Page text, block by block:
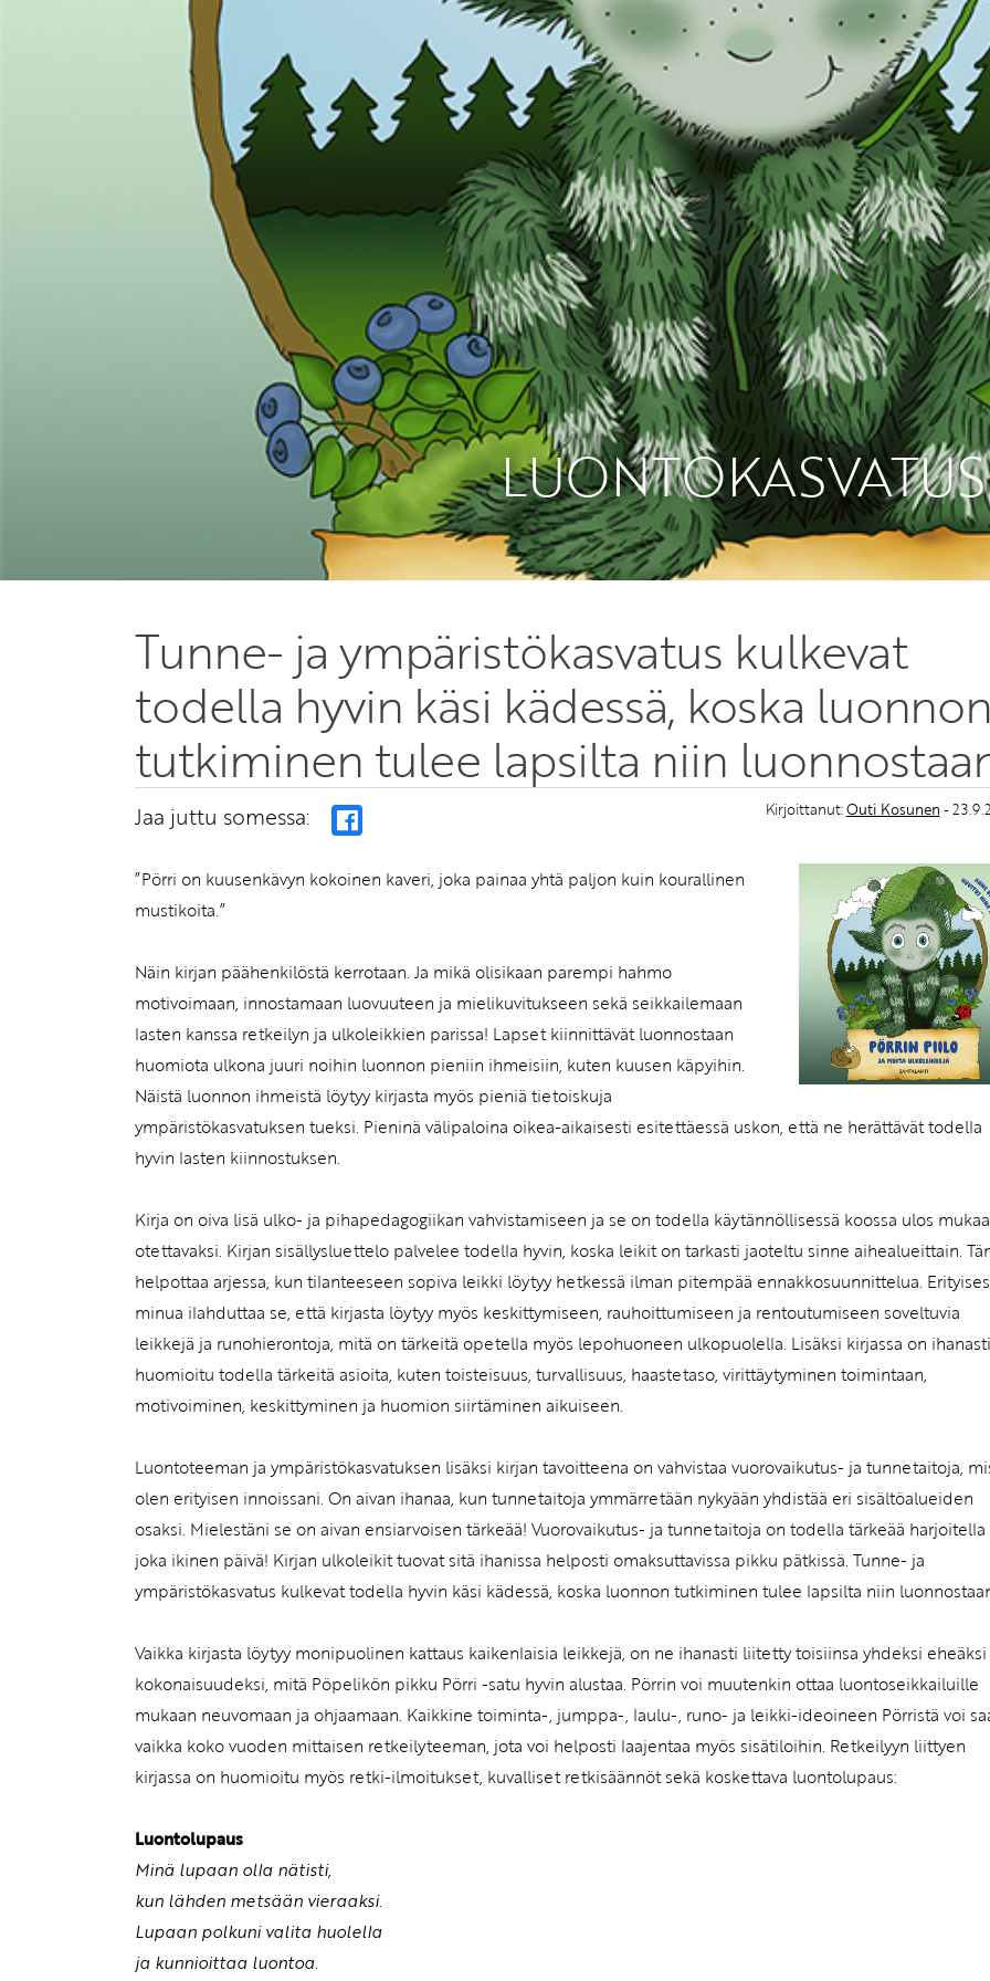
Etkö ole vielä
jäsen?
Liity tästä!
LUONTOKASVATUS
Tunne- ja ympäristökasvatus kulkevat
todella hyvin käsi kädessä, koska luonnon
tutkiminen tulee lapsilta niin
Jaa juttu somessa: Kirjoittanut:Outi Kosunen -
”Pörri on kuusenkävyn kokoinen kaveri, joka painaa yhtä paljon kuin kourallinen
mustikoita.”
Näin kirjan päähenkilöstä kerrotaan. Ja mikä olisikaan parempi hahmo
motivoimaan, innostamaan luovuuteen ja mielikuvitukseen sekä seikkailemaan
lasten kanssa retkeilyn ja ulkoleikkien parissa! Lapset kiinnittävät luonnostaan
huomiota ulkona juuri noihin luonnon pieniin ihmeisiin, kuten kuusen käpyihin.
Näistä luonnon ihmeistä löytyy kirjasta myös pieniä tietoiskuja
ympäristökasvatuksen tueksi. Pieninä välipaloina oikea-aikaisesti esitettäessä uskon, että ne herättävät todella
hyvin lasten kiinnostuksen.
Kirja on oiva lisä ulko- ja pihapedagogiikan vahvistamiseen ja se on todella käytännöllisessä koossa ulos
otettavaksi. Kirjan sisällysluettelo palvelee todella hyvin, koska leikit on tarkasti jaoteltu sinne aihealueittain.
helpottaa arjessa, kun tilanteeseen sopiva leikki löytyy hetkessä ilman pitempää ennakkosuunnittelua.
minua ilahduttaa se, että kirjasta löytyy myös keskittymiseen, rauhoittumiseen ja rentoutumiseen soveltuvia
leikkejä ja runohierontoja, mitä on tärkeitä opetella myös lepohuoneen ulkopuolella. Lisäksi kirjassa on ihanasti
huomioitu todella tärkeitä asioita, kuten toisteisuus, turvallisuus, haastetaso, virittäytyminen toimintaan,
motivoiminen, keskittyminen ja huomion siirtäminen aikuiseen.
Luontoteeman ja ympäristökasvatuksen lisäksi kirjan tavoitteena on vahvistaa vuorovaikutus- ja tunnetaitoja,
olen erityisen innoissani. On aivan ihanaa, kun tunnetaitoja ymmärretään nykyään yhdistää eri sisältöalueiden
osaksi. Mielestäni se on aivan ensiarvoisen tärkeää! Vuorovaikutus- ja tunnetaitoja on todella tärkeää harjoitella
joka ikinen päivä! Kirjan ulkoleikit tuovat sitä ihanissa helposti omaksuttavissa pikku pätkissä. Tunne- ja
ympäristökasvatus kulkevat todella hyvin käsi kädessä, koska luonnon tutkiminen tulee lapsilta niin
Vaikka kirjasta löytyy monipuolinen kattaus kaikenlaisia leikkejä, on ne ihanasti liitetty toisiinsa yhdeksi eheäksi
kokonaisuudeksi, mitä Pöpelikön pikku Pörri -satu hyvin alustaa. Pörrin voi muutenkin ottaa luontoseikkailuille
mukaan neuvomaan ja ohjaamaan. Kaikkine toiminta-, jumppa-, laulu-, runo- ja leikki-ideoineen Pörristä voi
vaikka koko vuoden mittaisen retkeilyteeman, jota voi helposti laajentaa myös sisätiloihin. Retkeilyyn liittyen
kirjassa on huomioitu myös retki-ilmoitukset, kuvalliset retkisäännöt sekä koskettava luontolupaus:
Luontolupaus
Minä lupaan olla nätisti,
kun lähden metsään vieraaksi.
Lupaan polkuni valita huolella
ja kunnioittaa luontoa.